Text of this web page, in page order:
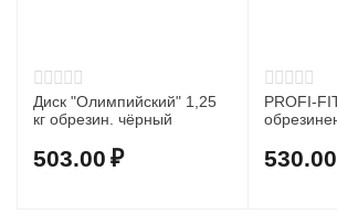
Диск "Олимпийский" 1,25
кг обрезин. чёрный
503.00 ₽
PROFI-
530.00